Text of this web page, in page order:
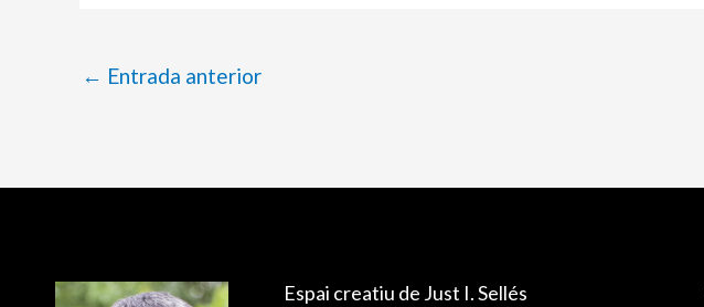
← Entrada anterior
Espai creatiu de Just I. Sellés